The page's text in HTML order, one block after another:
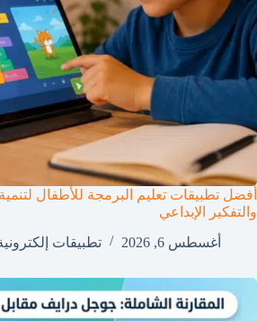
أفضل تطبيقات تعليم البرمجة للأطفال
والتفكير الإبداعي
أغسطس 6, 2026
تطبيقات